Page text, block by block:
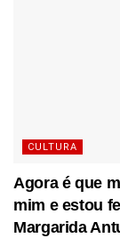
CULTURA
Agora é que
mim e estou
Margarida